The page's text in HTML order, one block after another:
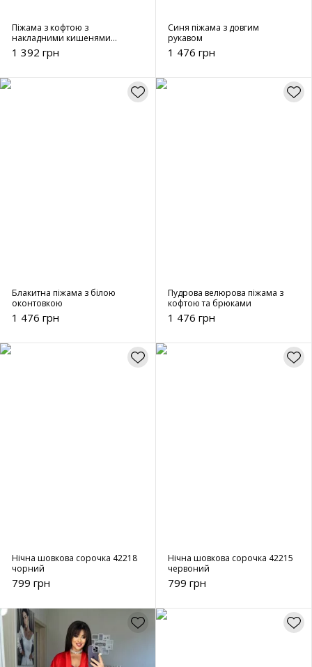
Піжама з кофтою з
накладними кишенями
(тифані)
1 392 грн
Синя піжама з довгим
рукавом
1 476 грн
Блакитна піжама з білою
оконтовкою
1 476 грн
Пудрова велюрова піжама з
кофтою та брюками
1 476 грн
Нічна шовкова сорочка 42218
чорний
799 грн
Нічна шовкова сорочка 42215
червоний
799 грн